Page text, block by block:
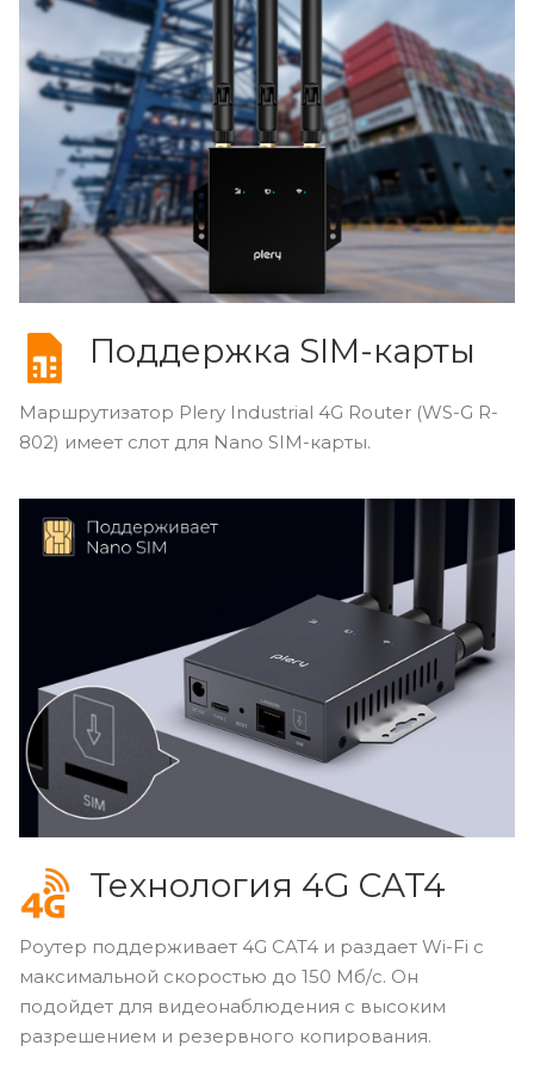
Поддержка SIM-карты
Маршрутизатор Plery Industrial 4G Router (WS-G R-
802) имеет слот для Nano SIM-карты.
Технология 4G CAT4
Роутер поддерживает 4G CAT4 и раздает Wi-Fi с
максимальной скоростью до 150 Мб/с. Он
подойдет для видеонаблюдения с высоким
разрешением и резервного копирования.